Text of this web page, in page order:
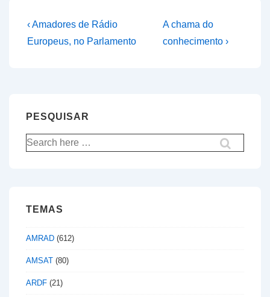
Navegação
de
Previous
Post
‹ Amadores de Rádio
Europeus, no Parlamento
Next
Post
A chama do
conhecimento ›
PESQUISAR
Pesquisar
por:
TEMAS
AMRAD (612)
AMSAT (80)
ARDF (21)